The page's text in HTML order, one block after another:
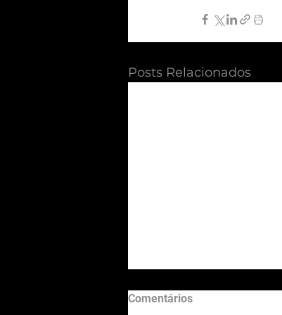
Posts Relacionados
Comentários